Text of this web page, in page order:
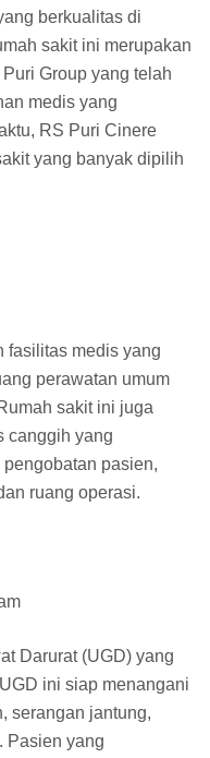
berkualitas di
sakit ini merupakan
Group yang telah
medis yang
RS Puri Cinere
yang banyak dipilih
fasilitas medis yang
perawatan umum
sakit ini juga
canggih yang
pasien,
ruang operasi.
Darurat (UGD) yang
ini siap menangani
serangan jantung,
Pasien yang